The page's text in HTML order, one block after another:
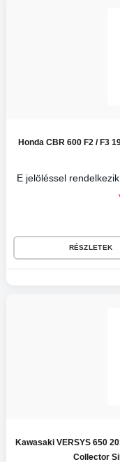
Honda CBR 600 F2 / F3
E jelöléssel rendelkezik
RÉSZLETEK
Kawasaki VERSYS 650
Collector